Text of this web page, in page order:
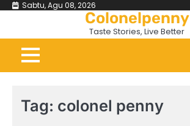
Skip
content
Sabtu, Agu 08, 2026
Colonelpenny
Taste Stories, Live Better
Tag: colonel penny